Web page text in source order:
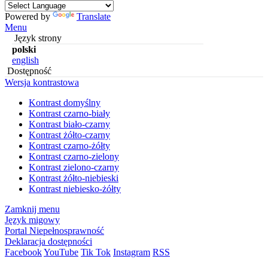
Powered by
Translate
Menu
Język strony
polski
english
Dostępność
Wersja kontrastowa
Kontrast domyślny
Kontrast czarno-biały
Kontrast biało-czarny
Kontrast żółto-czarny
Kontrast czarno-żółty
Kontrast czarno-zielony
Kontrast zielono-czarny
Kontrast żółto-niebieski
Kontrast niebiesko-żółty
Zamknij menu
Język migowy
Portal Niepełnosprawność
Deklaracja dostępności
FacebookYouTube Tik Tok Instagram RSS